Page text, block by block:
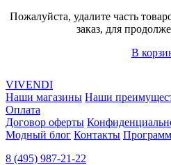
Пожалуйста, удалите часть
заказ, для
В
VIVENDI
Наши магазины Наши
Оплата
Договор оферты
Модный блог Контакты
8 (495) 987-21-22